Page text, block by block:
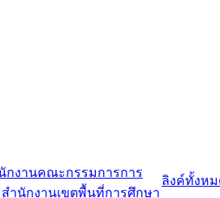
ลิงค์ทั้งห
กงานคณะกรรมการการ
สำนักงานเขตพื้นที่การศึกษา